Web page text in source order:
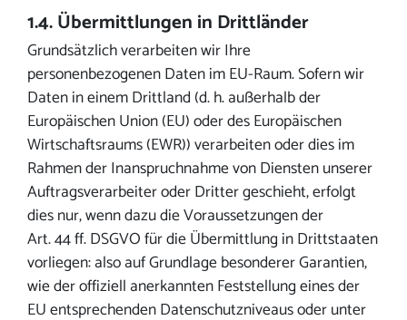
1.4. Übermittlungen in Drittländer
Grundsätzlich verarbeiten wir Ihre
personenbezogenen Daten im EU-Raum. Sofern wir
Daten in einem Drittland (d. h. außerhalb der
Europäischen Union (EU) oder des Europäischen
Wirtschaftsraums (EWR)) verarbeiten oder dies im
Rahmen der Inanspruchnahme von Diensten unserer
Auftragsverarbeiter oder Dritter geschieht, erfolgt
dies nur, wenn dazu die Voraussetzungen der
Art. 44 ff. DSGVO für die Übermittlung in Drittstaaten
vorliegen: also auf Grundlage besonderer Garantien,
wie der offiziell anerkannten Feststellung eines der
EU entsprechenden Datenschutzniveaus oder unter